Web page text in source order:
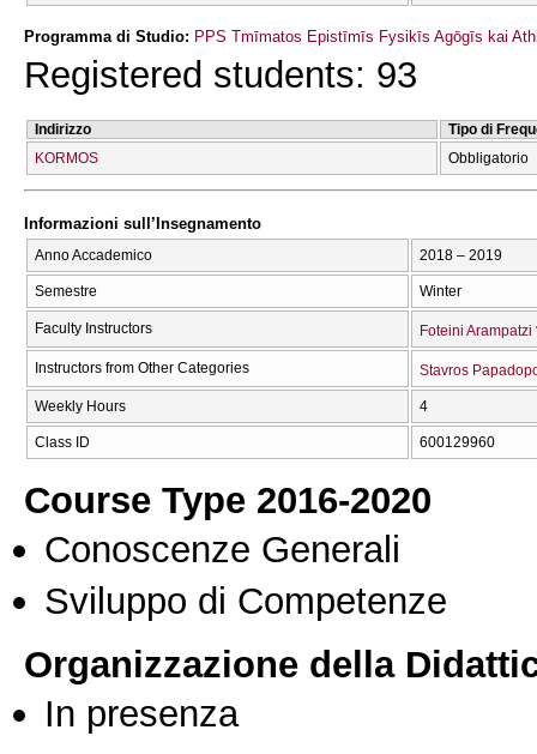
Programma di Studio: PPS Tmīmatos Epistīmīs Fysikīs Agōgīs kai
Registered students: 93
Indirizzo
Tipo di
KORMOS
Obbligatorio
Informazioni sull’Insegnamento
Anno Accademico 2018 – 2019
Semestre Winter
Faculty Instructors Foteini Arampatzi
Instructors from Other Categories Stavros
Weekly Hours 4
Class ID 600129960
Course Type 2016-2020
Conoscenze Generali
Sviluppo di Competenze
Organizzazione della
In presenza